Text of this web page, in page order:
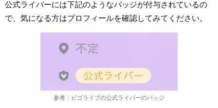
公式ライバーには下記のようなバッジが付与されているの
で、気になる方はプロフィールを確認してみてください。
参考：ビゴライブの公式ライバーのバッジ